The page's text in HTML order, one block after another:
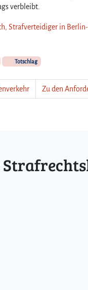
verbleibt.
Strafverteidiger in
Totschlag
Zu den